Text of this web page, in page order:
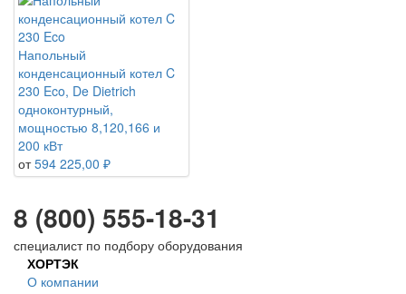
Напольный
конденсационный котел C
230 Eco, De Dietrich
одноконтурный,
мощностью 8,120,166 и
200 кВт
от 594 225,00 ₽
8 (800) 555-18-31
специалист по подбору оборудования
ХОРТЭК
О компании